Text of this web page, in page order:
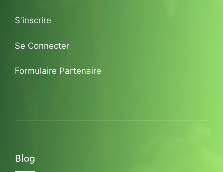
S'inscrire
Se Connecter
Formulaire Partenaire
Blog